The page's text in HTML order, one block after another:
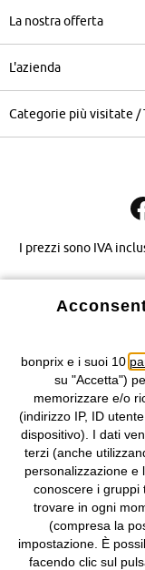
La nostra offerta
L'azienda
Categorie più visitate /
I prezzi sono IVA
Informativa
©2026
bonprix S.r.l. con
Valdengo (BI) C.F.
Biella n.
Sociale: euro
e coordinamento di
bonprix e i suoi 10
su "Accetta")
memorizzare e/o
(indirizzo IP, ID
dispositivo). I dati
terzi (anche
personalizzazione e
conoscere i gruppi
trovare in ogni
(compresa la
impostazione. È
facendo clic sul